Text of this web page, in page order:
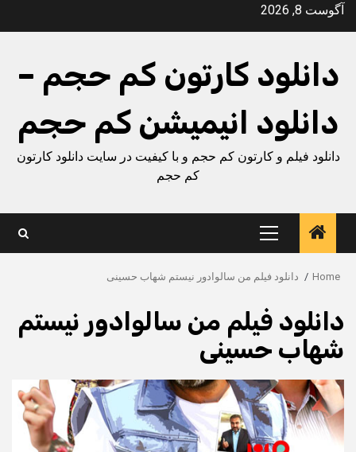
Skipآگوست 8, 2026
دانلود کارتون کم حجم –
دانلود انیمیشن کم حجم
دانلود فیلم و کارتون کم حجم و با کیفیت در سایت دانلود کارتون
کم حجم
Primary
Menu
Home دانلود فیلم من سالوادور نیستم شهاب حسینی
دانلود فیلم من سالوادور نیستم
شهاب حسینی